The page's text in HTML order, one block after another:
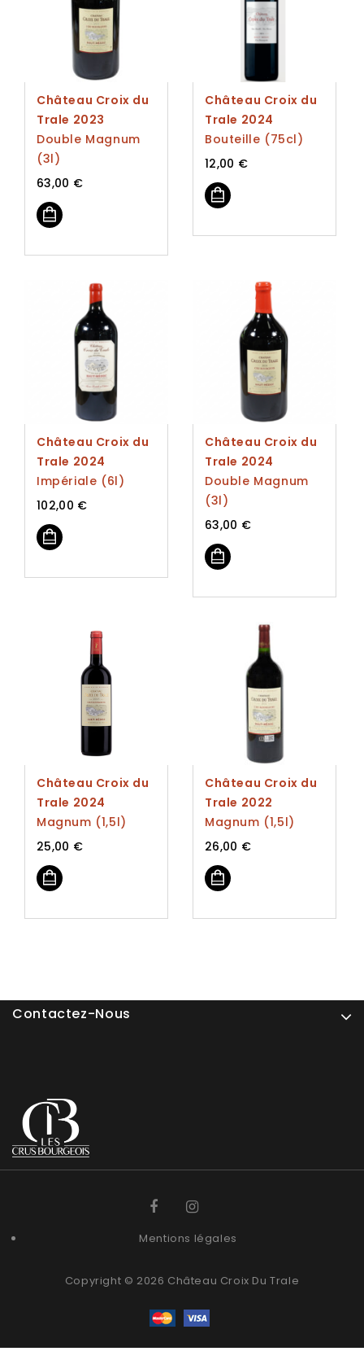
Château Croix du
Trale 2023
Double Magnum
(3l)
63,00 €
Château Croix du
Trale 2024
Bouteille (75cl)
12,00 €
Château Croix du
Trale 2024
Impériale (6l)
102,00 €
Château Croix du
Trale 2024
Double Magnum
(3l)
63,00 €
Château Croix du
Trale 2024
Magnum (1,5l)
25,00 €
Château Croix du
Trale 2022
Magnum (1,5l)
26,00 €
Contactez-Nous
Mentions légales
Copyright © 2026 Château Croix Du Trale